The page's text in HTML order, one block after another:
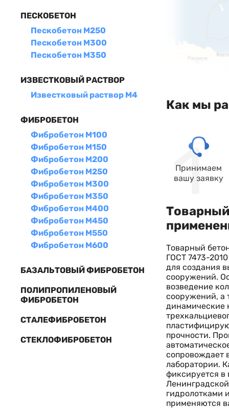
ПЕСКОБЕТОН
Пескобетон М250
Пескобетон М300
Пескобетон М350
ИЗВЕСТКОВЫЙ РАСТВОР
Известковый раствор М4
ФИБРОБЕТОН
Фибробетон М100
Фибробетон М150
Фибробетон М200
Фибробетон М250
Фибробетон М300
Фибробетон М350
Фибробетон М400
Фибробетон М450
Фибробетон М550
Фибробетон М600
БАЗАЛЬТОВЫЙ ФИБРОБЕТОН
ПОЛИПРОПИЛЕНОВЫЙ
ФИБРОБЕТОН
СТАЛЕФИБРОБЕТОН
СТЕКЛОФИБРОБЕТОН
Как мы
Принимаем
вашу заявку
Товарный
ГОСТ 7473-
для создания
сооружений.
возведение
сооружений, а
динамические
прочности.
сопровождает
лаборатории.
фиксируется в
гидролотками
применяются